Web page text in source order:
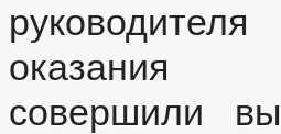
оказания
совершили